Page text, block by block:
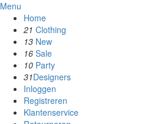
Menu
Home
21 Clothing
13 New
16 Sale
10 Party
31Designers
Inloggen
Registreren
Klantenservice